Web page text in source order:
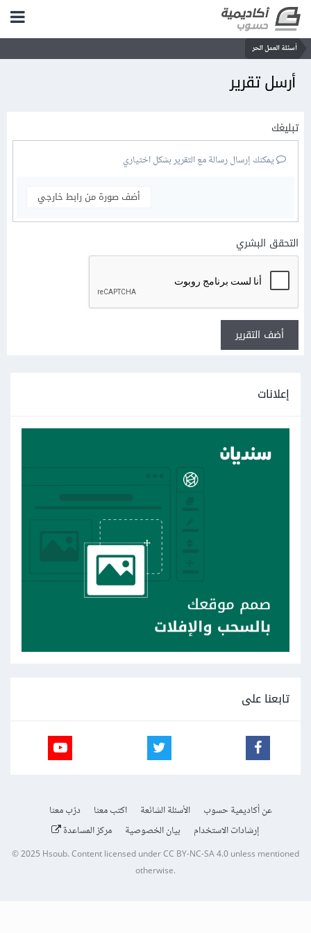
أسئلة العمل الحر
أرسل تقرير
تبليغك
يمكنك إرسال رسالة مع التقرير بشكل اختياري
أضف صورة من رابط خارجي
التحقق البشري
أضف التقرير
إعلانات
تابعنا على
عن أكاديمية حسوب الأسئلة الشائعة اكتب معنا
درّب معنا
إرشادات الاستخدام
بيان الخصوصية مركز المساعدة
© 2025 Hsoub.Content licensed underCC BY-NC-SA 4.0unless mentioned
otherwise.